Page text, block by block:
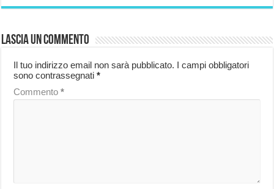
Lascia un commento
Il tuo indirizzo email non sarà pubblicato. I campi obbligatori
sono contrassegnati*
Commento*